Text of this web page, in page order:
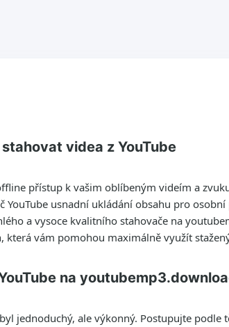
videa z YouTube
přístup k vašim oblíbeným videím a
usnadní ukládání obsahu pro
a vysoce kvalitního stahovače na
která vám pomohou maximálně využít
na
jednoduchý, ale výkonný. Postupujte